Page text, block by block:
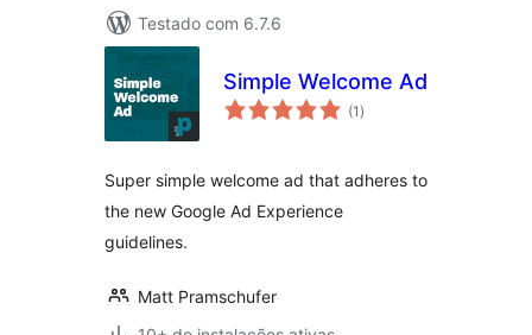
Testado com 6.7.6
Simple Welcome Ad
(1 total
de
)
Super simple welcome ad that adheres to
the new Google Ad Experience
guidelines.
Matt Pramschufer